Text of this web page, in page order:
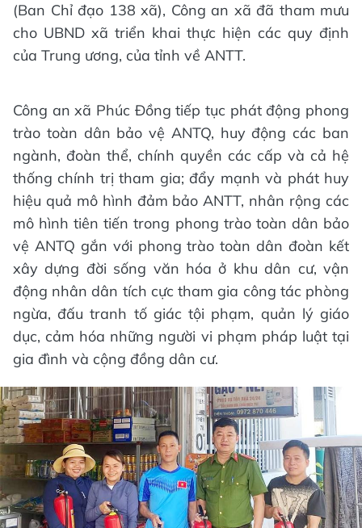
(Ban Chỉ đạo 138 xã), Công an xã đã tham mưu
cho UBND xã triển khai thực hiện các quy định
của Trung ương, của tỉnh về ANTT.
Công an xã Phúc Đồng tiếp tục phát động phong
trào toàn dân bảo vệ ANTQ, huy động các ban
ngành, đoàn thể, chính quyền các cấp và cả hệ
thống chính trị tham gia; đẩy mạnh và phát huy
hiệu quả mô hình đảm bảo ANTT, nhân rộng các
mô hình tiên tiến trong phong trào toàn dân bảo
vệ ANTQ gắn với phong trào toàn dân đoàn kết
xây dựng đời sống văn hóa ở khu dân cư, vận
động nhân dân tích cực tham gia công tác phòng
ngừa, đấu tranh tố giác tội phạm, quản lý giáo
dục, cảm hóa những người vi phạm pháp luật tại
gia đình và cộng đồng dân cư.